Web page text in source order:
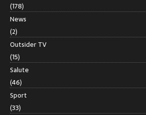
(178)
News
(2)
Outsider TV
(15)
Salute
(46)
Sport
(33)